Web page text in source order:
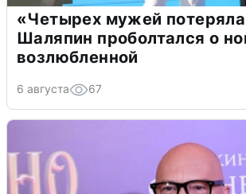
«Четырех мужей
Шаляпин проболтался о
возлюбленной
6 августа 67